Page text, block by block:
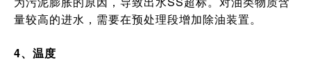
量较高的进水，需要在预处理段增加除油装置。
4、温度